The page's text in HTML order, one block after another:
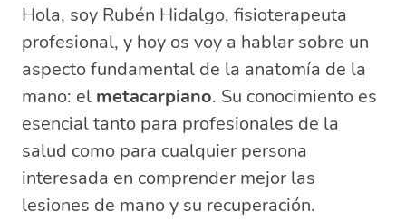
importante?
Anatomía de los huesos metacarpianos:
base, cuerpo y cabeza
Cómo identificar y tratar fracturas de
metacarpianos
Diferencias biométricas de los
metacarpianos en hombres y mujeres
Síntomas comunes de lesiones en el
metacarpiano
Hola, soy Rubén Hidalgo, fisioterapeuta
profesional, y hoy os voy a hablar sobre un
aspecto fundamental de la anatomía de la
mano: el metacarpiano. Su conocimiento es
esencial tanto para profesionales de la
salud como para cualquier persona
interesada en comprender mejor las
lesiones de mano y su recuperación.